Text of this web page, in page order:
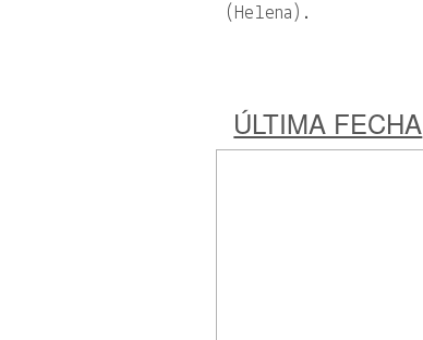
(Helena).
ÚLTIMA FECHA